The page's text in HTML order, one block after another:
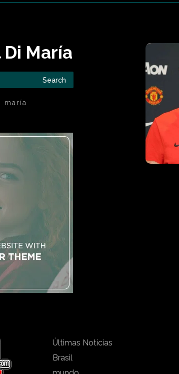
María
Search
maría
Últimas Notícias
Brasil